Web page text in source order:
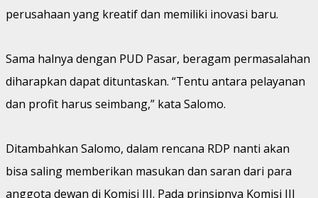
perusahaan yang kreatif dan memiliki inovasi baru.
Sama halnya dengan PUD Pasar, beragam permasalahan
diharapkan dapat dituntaskan. “Tentu antara pelayanan
dan profit harus seimbang,” kata Salomo.
Ditambahkan Salomo, dalam rencana RDP nanti akan
bisa saling memberikan masukan dan saran dari para
anggota dewan di Komisi III. Pada prinsipnya Komisi III